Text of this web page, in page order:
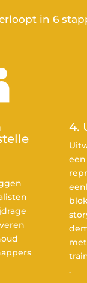
in 6
4.
een
.